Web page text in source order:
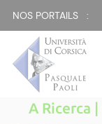
NOS PORTAILS :
A Ricerca |